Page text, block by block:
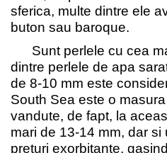
sferica, multe dintre ele
buton sau baroque.
Sunt perlele cu cea
dintre perlele de apa
de 8-10 mm este
South Sea este o
vandute, de fapt, la
mari de 13-14 mm, dar
preturi exorbitante,